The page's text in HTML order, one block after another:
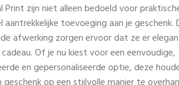
Print zijn niet alleen bedoeld voor
toevoeging aan je geschenk.
afwerking zorgen ervoor dat ze er
Of je nu kiest voor een eenvoudige,
en gepersonaliseerde optie, deze